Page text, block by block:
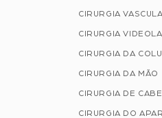
CIRURGIA
CIRURGIA
CIRURGIA DA
CIRURGIA DA MÃO
CIRURGIA DE
CIRURGIA DO